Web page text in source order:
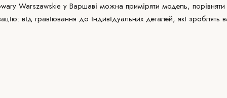
Warszawskie у Варшаві можна приміряти модель, порівняти
від гравіювання до індивідуальних деталей, які зроблять